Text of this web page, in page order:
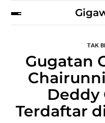
TAK
Gugatan
Deddy
Terdaftar